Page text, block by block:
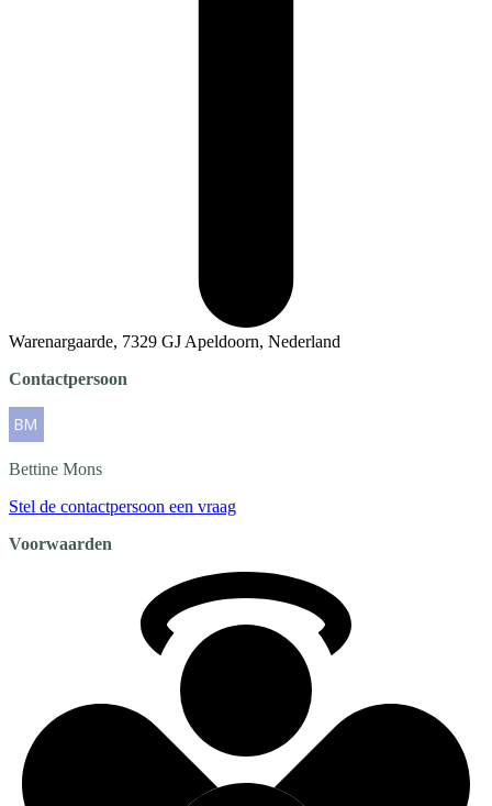
Warenargaarde, 7329 GJ Apeldoorn, Nederland
Contactpersoon
Bettine Mons
Stel de contactpersoon een vraag
Voorwaarden